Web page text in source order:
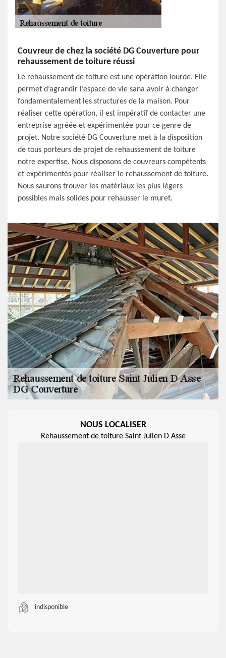
Couvreur de chez la société DG Couverture pour
rehaussement de toiture réussi
Le rehaussement de toiture est une opération lourde. Elle
permet d’agrandir l’espace de vie sana avoir à changer
fondamentalement les structures de la maison. Pour
réaliser cette opération, il est impératif de contacter une
entreprise agréée et expérimentée pour ce genre de
projet. Notre société DG Couverture met à la disposition
de tous porteurs de projet de rehaussement de toiture
notre expertise. Nous disposons de couvreurs compétents
et expérimentés pour réaliser le rehaussement de toiture.
Nous saurons trouver les matériaux les plus légers
possibles mais solides pour rehausser le muret.
NOUS LOCALISER
Rehaussement de toiture Saint Julien D Asse
indisponible